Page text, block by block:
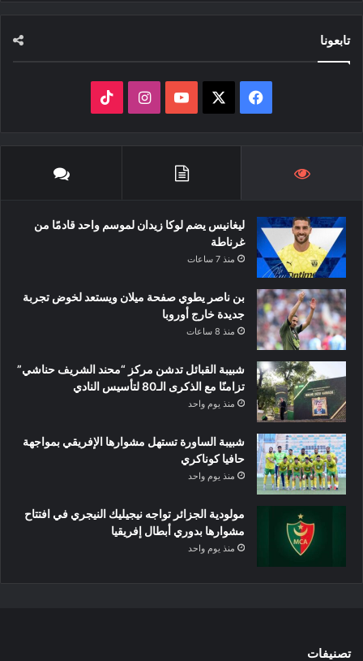
تابعونا
فيسبوك ‫YouTubeانستقرام
ليغانيس يضم لوكا زيدان لموسم واحد قادمًا من
غرناطة
منذ 7 ساعات
بن ناصر يطوي صفحة ميلان ويستعد لخوض تجربة
جديدة خارج أوروبا
منذ 8 ساعات
شبيبة القبائل تدشن مركز “محند الشريف حناشي”
تزامنًا مع الذكرى الـ80 لتأسيس النادي
منذ يوم واحد
شبيبة الساورة تستهل مشوارها الإفريقي بمواجهة
حافيا كوناكري
منذ يوم واحد
مولودية الجزائر تواجه نيجيليك النيجري في افتتاح
مشوارها بدوري أبطال إفريقيا
منذ يوم واحد
تصنيفات